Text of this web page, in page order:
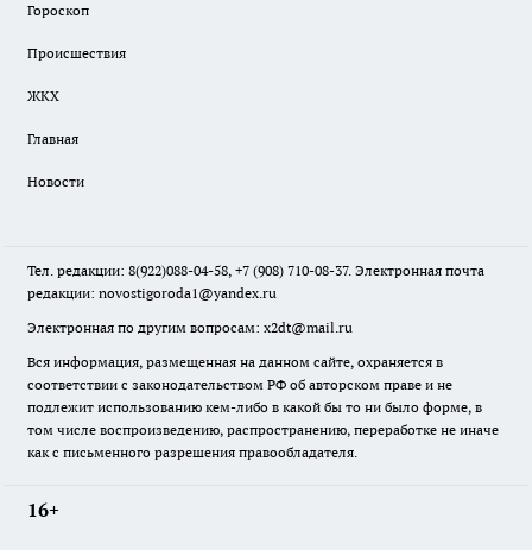
Гороскоп
Происшествия
ЖКХ
Главная
Новости
Тел. редакции: 8(922)088-04-58, +7 (908) 710-08-37. Электронная почта
редакции: novostigoroda1@yandex.ru
Электронная по другим вопросам: x2dt@mail.ru
Вся информация, размещенная на данном сайте, охраняется в
соответствии с законодательством РФ об авторском праве и не
подлежит использованию кем-либо в какой бы то ни было форме, в
том числе воспроизведению, распространению, переработке не иначе
как с письменного разрешения правообладателя.
16+